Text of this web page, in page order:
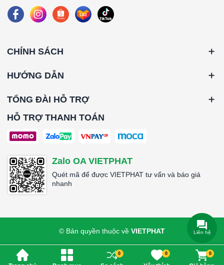
CHÍNH SÁCH
HƯỚNG DẪN
TỔNG ĐÀI HỖ TRỢ
HỖ TRỢ THANH TOÁN
Zalo OA VIETPHAT
Quét mã để được VIETPHAT tư vấn và báo giá
nhanh
© Bản quyền thuộc về VIETPHAT
0 0 0
Liên hệ